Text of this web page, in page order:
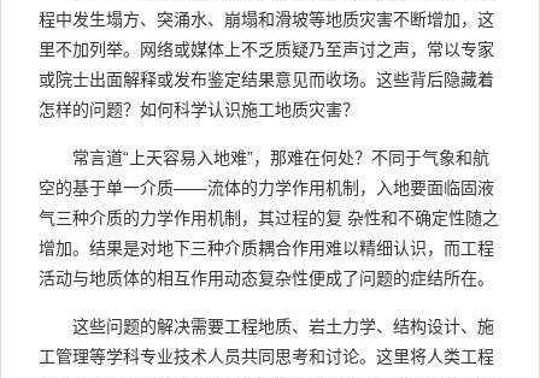
程中发生塌方、突涌水、崩塌和滑坡等地质灾害不断增加，这
里不加列举。网络或媒体上不乏质疑乃至声讨之声，常以专家
或院士出面解释或发布鉴定结果意见而收场。这些背后隐藏着
怎样的问题？如何科学认识施工地质灾害？
常言道“上天容易入地难”，那难在何处？不同于气象和航
空的基于单一介质——流体的力学作用机制，入地要面临固液
气三种介质的力学作用机制，其过程的复 杂性和不确定性随之
增加。结果是对地下三种介质耦合作用难以精细认识，而工程
活动与地质体的相互作用动态复杂性便成了问题的症结所在。
这些问题的解决需要工程地质、岩土力学、结构设计、施
工管理等学科专业技术人员共同思考和讨论。这里将人类工程